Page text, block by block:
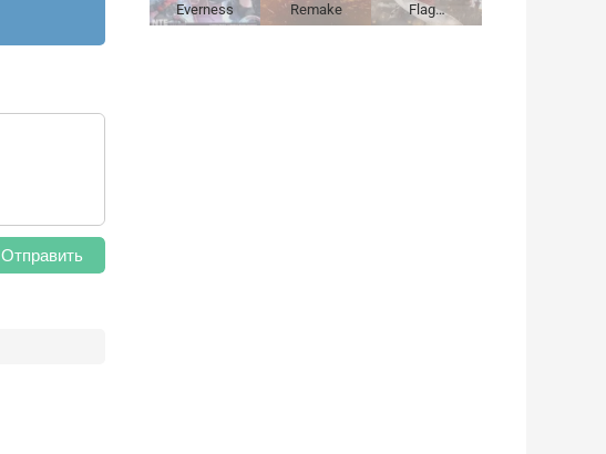
Отправить
Everness
Remake
Flag…